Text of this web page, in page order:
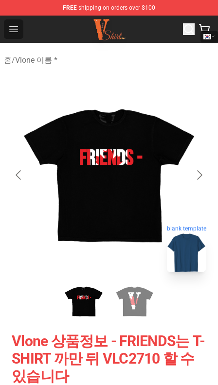
FREE shipping on orders over $100
Open menu
Vlone Shirt Store - Official Vlone Shirt Shop
홈/Vlone 이름 *
blank template
Vlone 상품정보 - FRIENDS는 T-
SHIRT 까만 뒤 VLC2710 할 수
있습니다